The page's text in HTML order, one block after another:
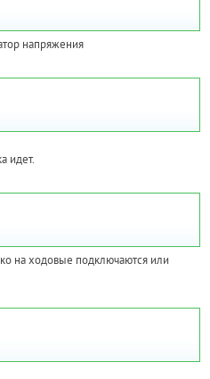
напряжения
идет.
на ходовые подключаются или